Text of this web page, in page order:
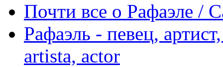
Почти все о Рафаэле /
Рафаэль - певец,
artista, actor